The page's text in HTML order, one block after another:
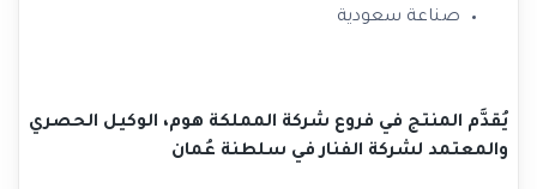
صناعة سعودية
يُقدَّم المنتج في فروع شركة المملكة هوم، الوكيل الحصري
والمعتمد لشركة الفنار في سلطنة عُمان